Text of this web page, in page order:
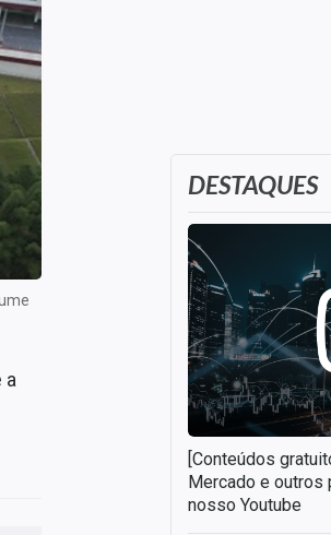
a
DESTAQUES
[Conteúdos
Mercado e outros
nosso Youtube